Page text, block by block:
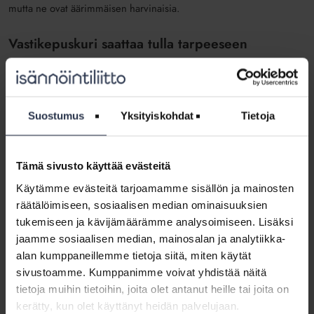
Suostumus Yksityiskohdat Tietoja
Tämä sivusto käyttää evästeitä
Käytämme evästeitä tarjoamamme sisällön ja mainosten
räätälöimiseen, sosiaalisen median ominaisuuksien
tukemiseen ja kävijämäärämme analysoimiseen. Lisäksi
jaamme sosiaalisen median, mainosalan ja analytiikka-
alan kumppaneillemme tietoja siitä, miten käytät
sivustoamme. Kumppanimme voivat yhdistää näitä
tietoja muihin tietoihin, joita olet antanut heille tai joita on
kerätty, kun olet käyttänyt heidän palvelujaan.
mutta ne ovat äärimmäisen harvinaisia.
Vastikepuskuri saattaa tulla tarpeeseen
Yleinen arvonlisäverokanta nousee 1.9.2024 aiemmasta 24
prosentista 25,5 prosenttiin. Miten tämä vaikuttaa
Yksi negatiivinen vaikutus kohdistuu aivan kaikkiin taloyhtiöihin: ne
lainkaan, vastikekin voi vaatia nostoa.
Arvonlisäverollisia taloyhtiöitä isännöivän kannattaa tarkistaa, että
sähköinen taloushallintajärjestelmä on ajantasainen. Vanhimmissa
ja vaillinaisesti päivitetyissä kirjanpito- ja taloushallintaohjelmissa ei
esimerkiksi kaikissa ole ollut mahdollisuutta syöttää
arvonlisäveroprosentiksi desimaalilukua. Valtaosassa järjestelmissä
ongelmaa ei ole ja verokannan muutoksen myötä ohjelmia on
päivitetty kiivaasti.